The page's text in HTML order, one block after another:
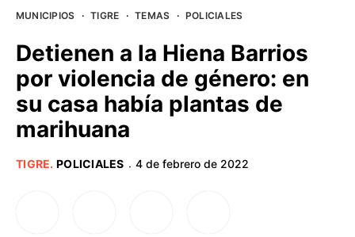
BUENOS AIRES
PROVINCIAS
MUNICIPIOS · TIGRE · TEMAS · POLICIALES
Detienen a la Hiena Barrios
por violencia de género: en
su casa había plantas de
marihuana
TIGRE. POLICIALES · 4 de febrero de 2022